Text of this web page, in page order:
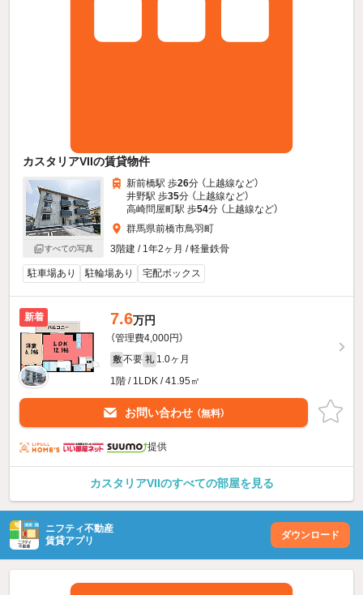
カスタリアVIIの賃貸物件
すべての写真
新前橋駅 歩26分 （上越線など）
井野駅 歩35分 （上越線など）
高崎問屋町駅 歩54分 （上越線など）
群馬県前橋市鳥羽町
3階建 / 1年2ヶ月 / 軽量鉄骨
駐車場あり 駐輪場あり 宅配ボックス
新着 7.6万円
（管理費4,000円）
敷 不要 礼 1.0ヶ月
1階 / 1LDK / 41.95㎡
お問い合わせ （無料）
提供
カスタリアVIIのすべての部屋を見る
ニフティ不動産
賃貸アプリ
ダウンロード